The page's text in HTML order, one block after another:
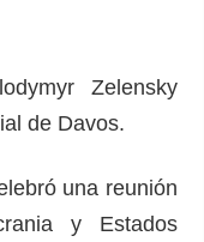
Zelensky
de Davos.
una reunión
y Estados